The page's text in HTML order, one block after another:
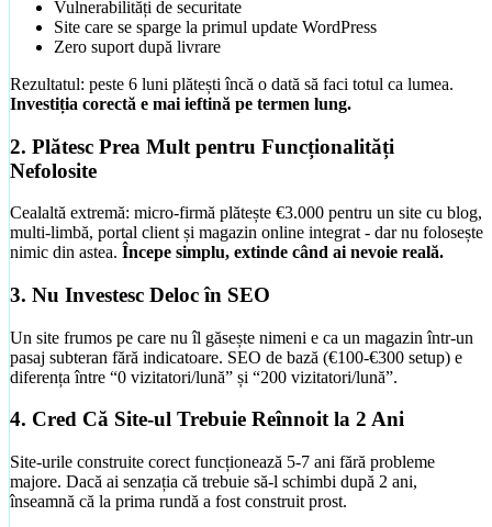
Vulnerabilități de securitate
Site care se sparge la primul update WordPress
Zero suport după livrare
Rezultatul: peste 6 luni plătești încă o dată să faci totul ca lumea.
Investiția corectă e mai ieftină pe termen lung.
2. Plătesc Prea Mult pentru Funcționalități
Nefolosite
Cealaltă extremă: micro-firmă plătește €3.000 pentru un site cu blog,
multi-limbă, portal client și magazin online integrat - dar nu folosește
nimic din astea. Începe simplu, extinde când ai nevoie reală.
3. Nu Investesc Deloc în SEO
Un site frumos pe care nu îl găsește nimeni e ca un magazin într-un
pasaj subteran fără indicatoare. SEO de bază (€100-€300 setup) e
diferența între “0 vizitatori/lună” și “200 vizitatori/lună”.
4. Cred Că Site-ul Trebuie Reînnoit la 2 Ani
Site-urile construite corect funcționează 5-7 ani fără probleme
majore. Dacă ai senzația că trebuie să-l schimbi după 2 ani,
înseamnă că la prima rundă a fost construit prost.